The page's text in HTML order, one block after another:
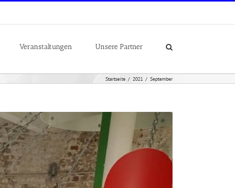
Veranstaltungen Unsere Partner
Startseite 2021 September